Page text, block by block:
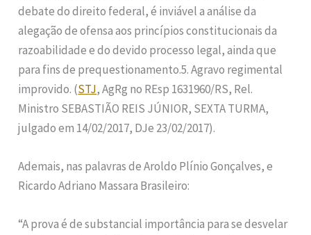
debate do direito federal, é inviável a análise da
alegação de ofensa aos princípios constitucionais da
razoabilidade e do devido processo legal, ainda que
para fins de prequestionamento.5. Agravo regimental
improvido. (STJ, AgRg no REsp 1631960/RS, Rel.
Ministro SEBASTIÃO REIS JÚNIOR, SEXTA TURMA,
julgado em 14/02/2017, DJe 23/02/2017).
Ademais, nas palavras de Aroldo Plínio Gonçalves, e
Ricardo Adriano Massara Brasileiro:
“A prova é de substancial importância para se desvelar